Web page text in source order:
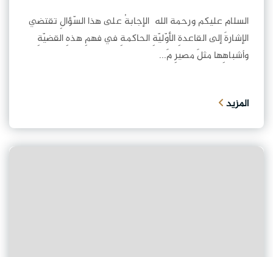
السلام عليكم ورحمة الله الإجابةُ على هذا السّؤالِ تقتضي
الإشارةَ إلى القاعدةِ الأوّليّةِ الحاكمةِ في فهمِ هذهِ القضيّةِ
وأشباهِها مثلَ مصيرِ مَ...
المزيد